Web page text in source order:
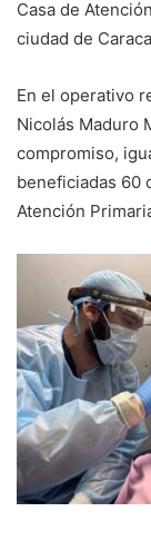
Casa de
ciudad de
En el operativo
Nicolás Maduro
compromiso,
beneficiadas 60
Atención